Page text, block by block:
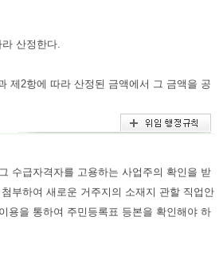
산정한다.
제2항에 따라 산정된 금액에서 그 금액을 공
수급자격자를 고용하는 사업주의 확인을 받
부하여 새로운 거주지의 소재지 관할 직업안
용을 통하여 주민등록표 등본을 확인해야 하